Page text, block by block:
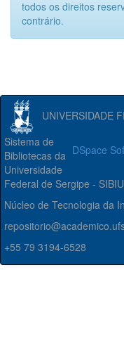
todos os direitos
contrário.
UNIVERSIDADE
DSpace
Sistema de
Bibliotecas da
Universidade
Federal de Sergipe -
Núcleo de Tecnologia da
+55 79 3194-6528